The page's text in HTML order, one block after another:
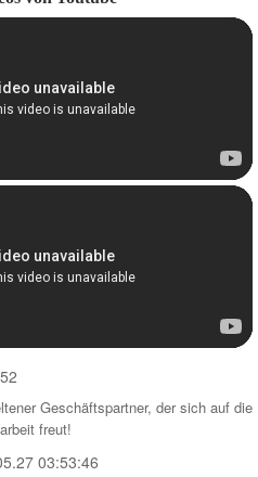
Geschäftspartner, der sich auf die
freut!
03:53:46